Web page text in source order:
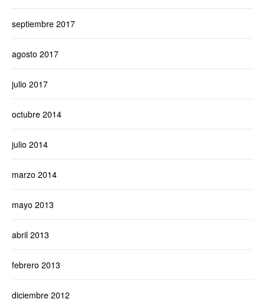
septiembre 2017
agosto 2017
julio 2017
octubre 2014
julio 2014
marzo 2014
mayo 2013
abril 2013
febrero 2013
diciembre 2012